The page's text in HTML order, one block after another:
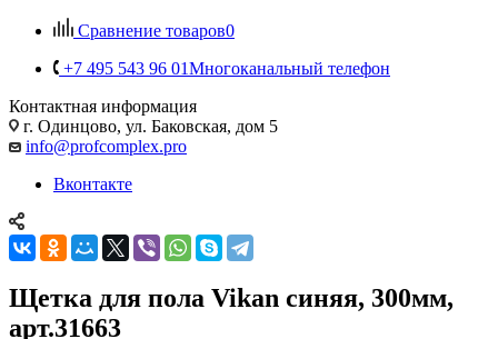
Сравнение товаров0
+7 495 543 96 01Многоканальный телефон
Контактная информация
г. Одинцово, ул. Баковская, дом 5
info@profcomplex.pro
Вконтакте
Щетка для пола Vikan синяя, 300мм,
арт.31663